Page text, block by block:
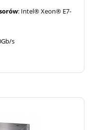
: Intel® Xeon® E7-
s